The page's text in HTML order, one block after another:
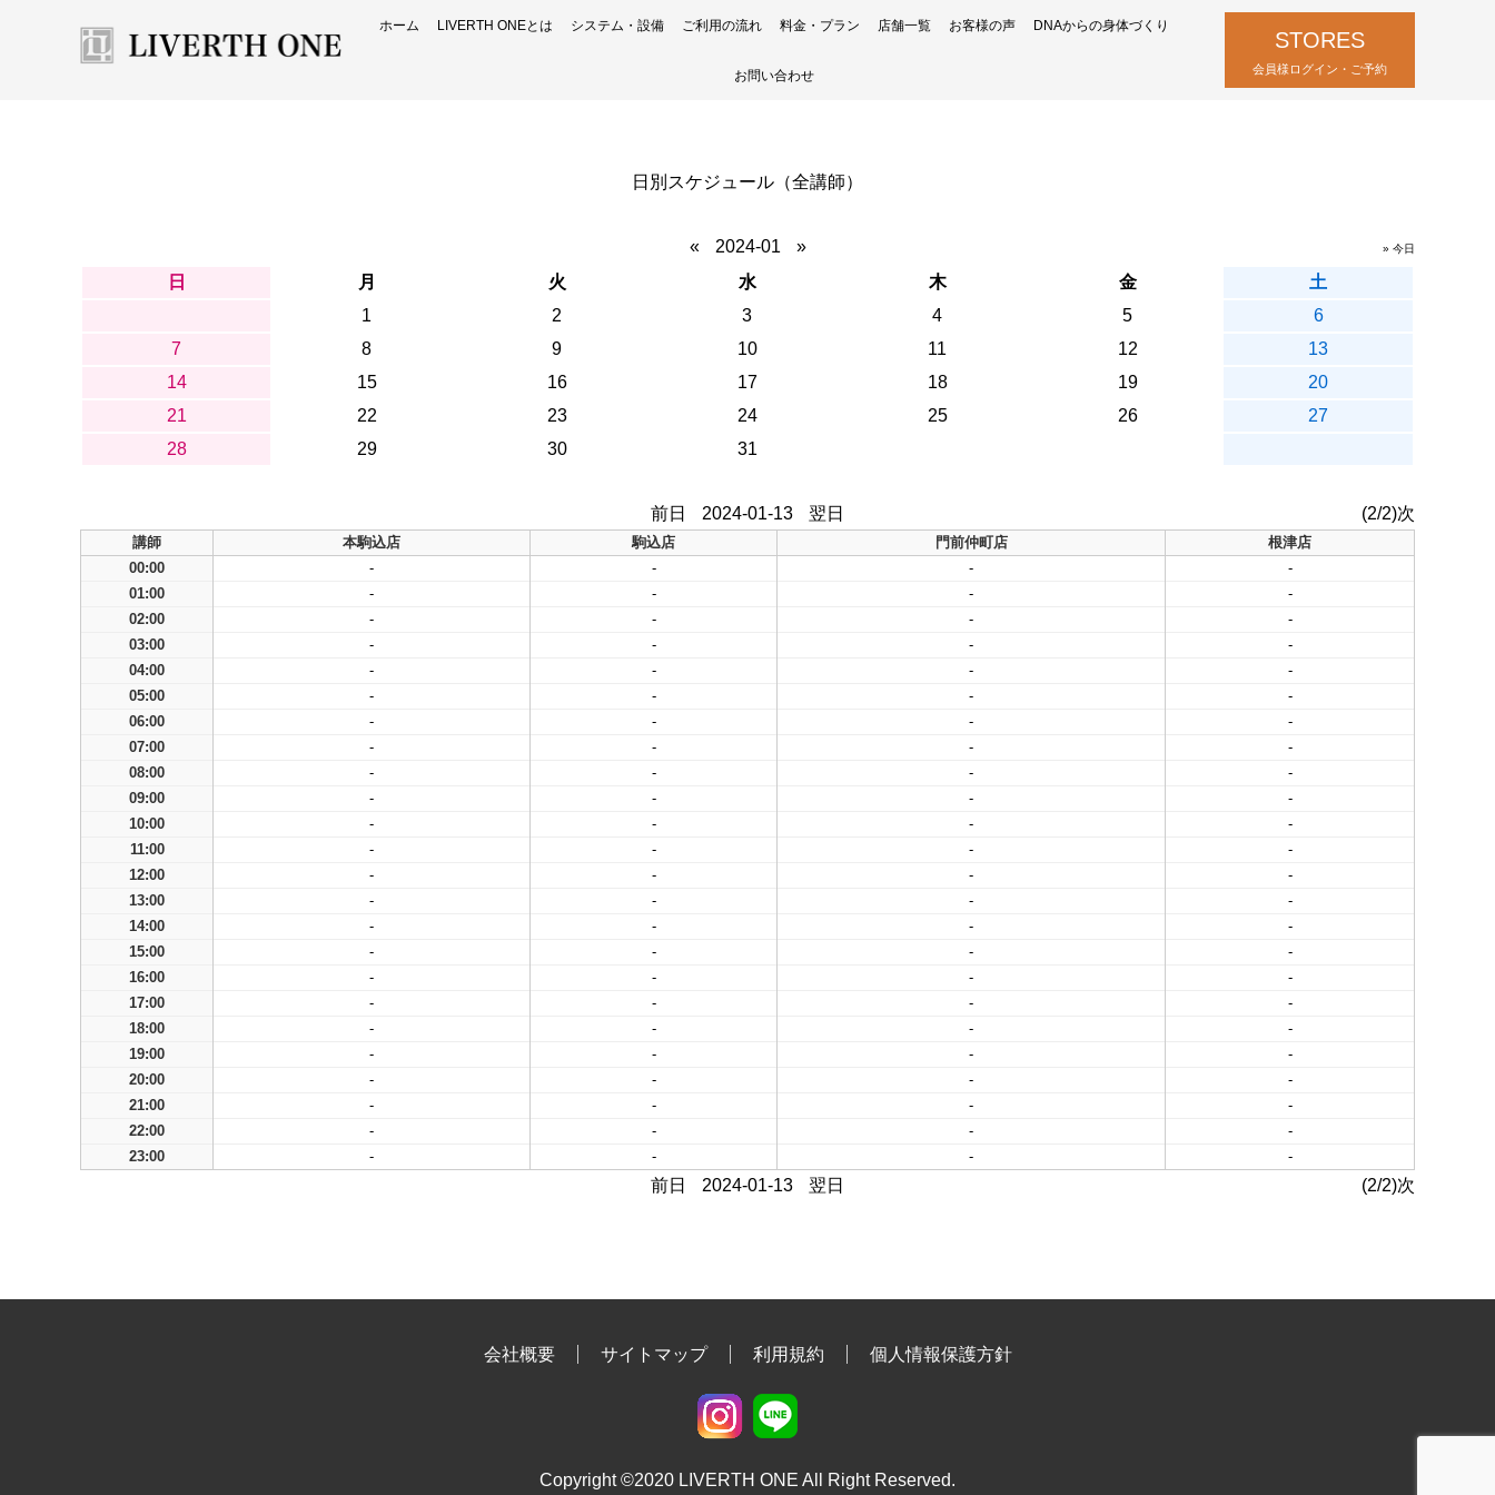
ホーム LIVERTH ONEとは システム・設備 ご利用の流れ 料金・プラン 店舗一覧 お客様の声 DNAからの身体づくり
お問い合わせ
STORES
会員様ログイン・ご予約
日別スケジュール（全講師）
« 2024-01 » » 今日
日 月 火 水 木 金
土
1
2 3 4 5
6
7
8 9 10 11 12
13
14
15 16 17 18 19
20
21
22 23 24 25 26
27
28
29 30 31
前日 2024-01-13 翌日 (2/2)次
講師 本駒込店 駒込店 門前仲町店
根津店
00:00
- - -
-
01:00
- - -
-
02:00
- - -
-
03:00
- - -
-
04:00
- - -
-
05:00
- - -
-
06:00
- - -
-
07:00
- - -
-
08:00
- - -
-
09:00
- - -
-
10:00
- - -
-
11:00
- - -
-
12:00
- - -
-
13:00
- - -
-
14:00
- - -
-
15:00
- - -
-
16:00
- - -
-
17:00
- - -
-
18:00
- - -
-
19:00
- - -
-
20:00
- - -
-
21:00
- - -
-
22:00
- - -
-
23:00
- - - -
前日 2024-01-13 翌日 (2/2)次
会社概要 サイトマップ 利用規約 個人情報保護方針
Copyright ©2020 LIVERTH ONE All Right Reserved.